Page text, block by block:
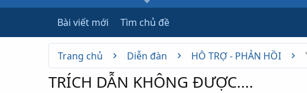
Bài viết mới Tìm chủ đề
Trang chủ Diễn đàn HỖ TRỢ - PHẢN HỒI
TRÍCH DẪN KHÔNG ĐƯỢC....